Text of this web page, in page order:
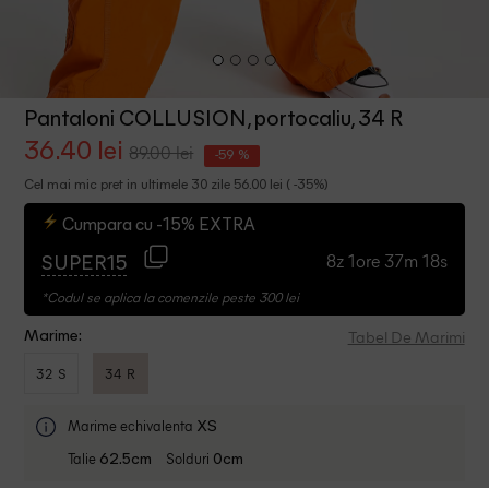
Pantaloni COLLUSION, portocaliu, 34 R
36.40 lei 89.00 lei -59 %
Cel mai mic pret in ultimele 30 zile 56.00 lei ( -35%)
Cumpara cu -15% EXTRA
SUPER15 8z 1ore 37m 17s
*Codul se aplica la comenzile peste 300 lei
Marime: Tabel De Marimi
32 S 34 R
Marime echivalenta XS
Talie 62.5cm Solduri 0cm